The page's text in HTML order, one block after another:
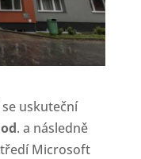
uskuteční
. a následně
Microsoft